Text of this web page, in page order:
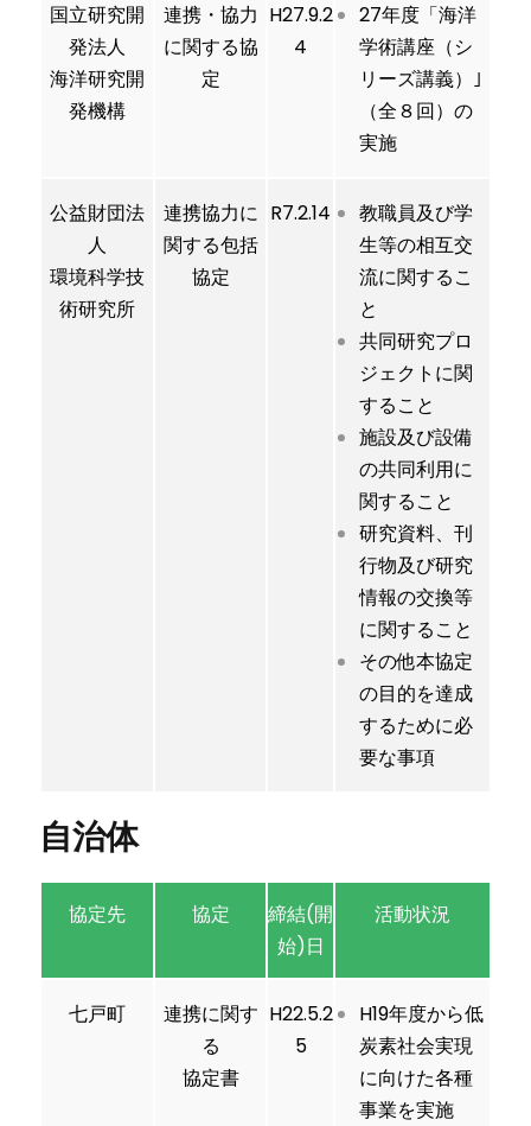
国立研究開
発法人
海洋研究開
発機構
連携・協力
に関する協
定
H27.9.2
4
27年度「海洋
学術講座（シ
リーズ講義）｣
（全８回）の
実施
公益財団法
人
環境科学技
術研究所
連携協力に
関する包括
協定
R7.2.14
教職員及び学
生等の相互交
流に関するこ
と
共同研究プロ
ジェクトに関
すること
施設及び設備
の共同利用に
関すること
研究資料、刊
行物及び研究
情報の交換等
に関すること
その他本協定
の目的を達成
するために必
要な事項
自治体
協定先 協定
締結(開
始)日
活動状況
七戸町
連携に関す
る
協定書
H22.5.2
5
H19年度から低
炭素社会実現
に向けた各種
事業を実施